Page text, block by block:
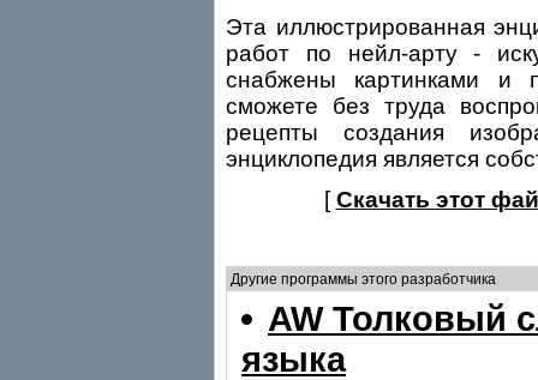
Эта иллюстрированная
работ по нейл-арту -
снабжены картинками и
сможете без труда
рецепты создания
энциклопедия является
[Скачать этот
Другие программы этого разработчика
AW Толковый
языка